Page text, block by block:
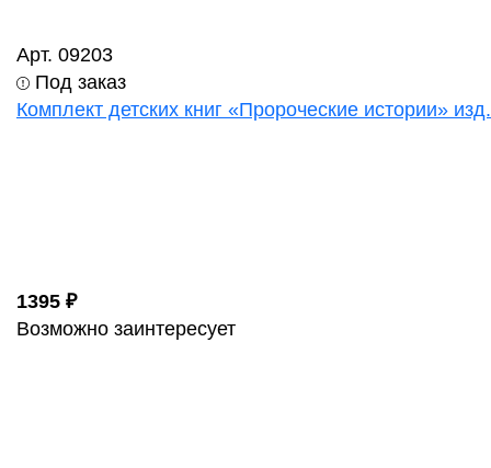
Арт. 09203
Под заказ
Комплект детских книг «Пророческие истории»
1395 ₽
Возможно заинтересует